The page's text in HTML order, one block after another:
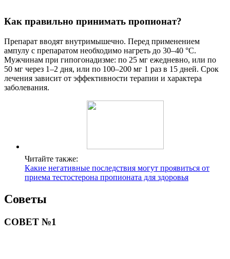
Как правильно принимать пропионат?
Препарат вводят внутримышечно. Перед применением
ампулу с препаратом необходимо нагреть до 30–40 °C.
Мужчинам при гипогонадизме: по 25 мг ежедневно, или по
50 мг через 1–2 дня, или по 100–200 мг 1 раз в 15 дней. Срок
лечения зависит от эффективности терапии и характера
заболевания.
Читайте также:
Какие негативные последствия могут проявиться от
приема тестостерона пропионата для здоровья
Советы
СОВЕТ №1